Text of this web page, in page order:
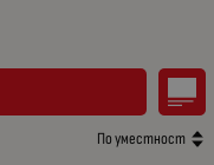
По уместност